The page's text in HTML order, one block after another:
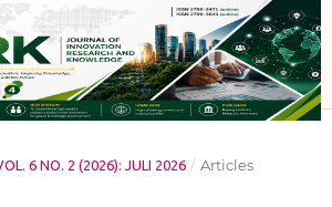
6 NO. 2 (2026): JULI 2026 / Articles